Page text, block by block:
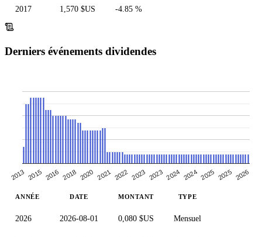
2017 1,570 $US -4.85 %
Derniers événements dividendes
2013 2015 2016 2018 2020 2021 2022 2023 2023 2024 2024 2025 2025 2026
ANNÉE DATE MONTANT TYPE
2026 2026-08-01 0,080 $US Mensuel